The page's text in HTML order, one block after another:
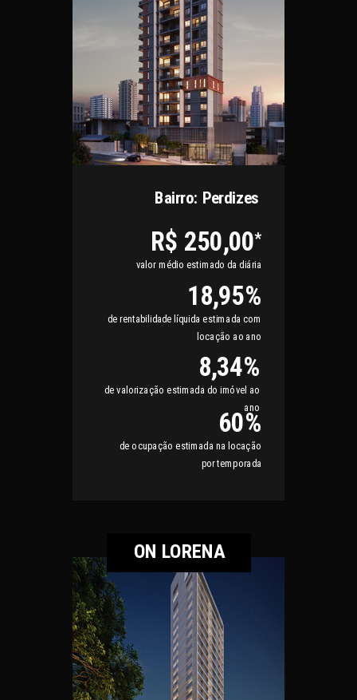
Bairro: Perdizes
R$ 250,00*
valor médio estimado da diária
18,95%
de rentabilidade líquida estimada com
locação ao ano
8,34%
de valorização estimada do imóvel ao
ano
60%
de ocupação estimada na locação
por temporada
ON LORENA